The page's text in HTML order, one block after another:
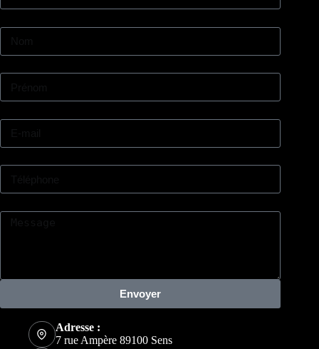
Envoyer
Adresse :
7 rue Ampère 89100 Sens